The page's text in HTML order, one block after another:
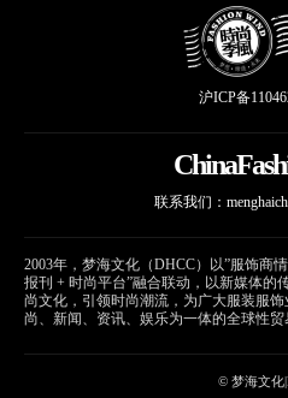
沪ICP备
联系我们：
2003年，梦海文化（DHCC）以”服饰商
报刊 + 时尚平台”融合联动，以新媒体的
尚文化，引领时尚潮流，为广大服装服
尚、新闻、资讯、娱乐为一体的全球性贸
© 梦海文化